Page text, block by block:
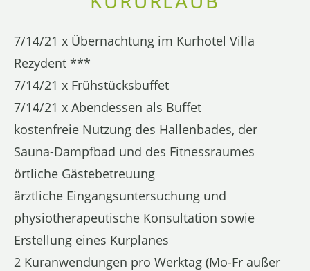
7/14/21 x Übernachtung im Kurhotel Villa
Rezydent ***
7/14/21 x Frühstücksbuffet
7/14/21 x Abendessen als Buffet
kostenfreie Nutzung des Hallenbades, der
Sauna-Dampfbad und des Fitnessraumes
örtliche Gästebetreuung
ärztliche Eingangsuntersuchung und
physiotherapeutische Konsultation sowie
Erstellung eines Kurplanes
2 Kuranwendungen pro Werktag (Mo-Fr außer